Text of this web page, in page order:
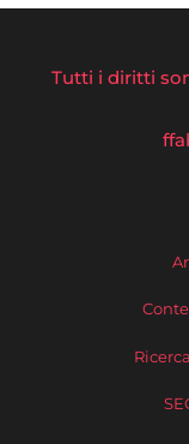
Tutti i diritti